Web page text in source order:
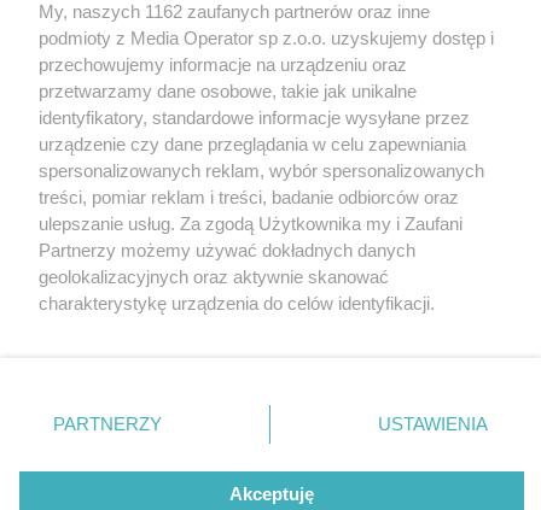
5 / 0
Wydawca mediów lokalnych
Nie zapomnij
zapoznać się z:
polityką prywatności
Twojemiasto
Piekary Śląskie
Chorzów
Tarnowskie Góry
Gliwice
Skontakuj sięz nami
Kontakt
Redakcja
Newsletter
My, naszych 1162 zaufanych partnerów oraz inne
podmioty z Media Operator sp z.o.o. uzyskujemy dostęp i
przechowujemy informacje na urządzeniu oraz
przetwarzamy dane osobowe, takie jak unikalne
identyfikatory, standardowe informacje wysyłane przez
urządzenie czy dane przeglądania w celu zapewniania
spersonalizowanych reklam, wybór spersonalizowanych
treści, pomiar reklam i treści, badanie odbiorców oraz
ulepszanie usług. Za zgodą Użytkownika my i Zaufani
Partnerzy możemy używać dokładnych danych
geolokalizacyjnych oraz aktywnie skanować
charakterystykę urządzenia do celów identyfikacji.
zmienić/wycofać klikając przycisk ustawień prywatności
znajdujący się w lewym dolnym rogu strony
rodzaje przetwarzania danych nie wymagają zgody
użytkownika, ale masz prawo sprzeciwić się takiemu
PARTNERZY USTAWIENIA
Akceptuję